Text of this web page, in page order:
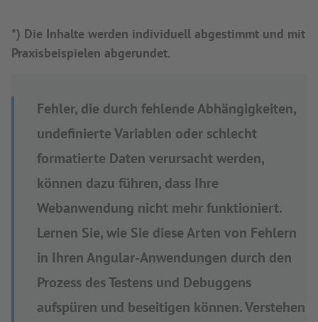
*) Die Inhalte werden individuell abgestimmt und mit
Praxisbeispielen abgerundet.
Fehler, die durch fehlende Abhängigkeiten,
undefinierte Variablen oder schlecht
formatierte Daten verursacht werden,
können dazu führen, dass Ihre
Webanwendung nicht mehr funktioniert.
Lernen Sie, wie Sie diese Arten von Fehlern
in Ihren Angular-Anwendungen durch den
Prozess des Testens und Debuggens
aufspüren und beseitigen können. Verstehen